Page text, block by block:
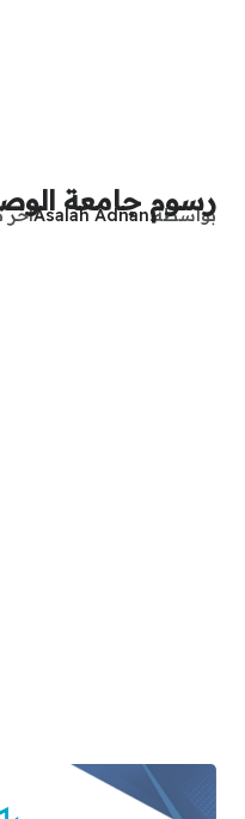
رسوم جامعة الوصل دبي
بواسطة Asalah Adnanآخر